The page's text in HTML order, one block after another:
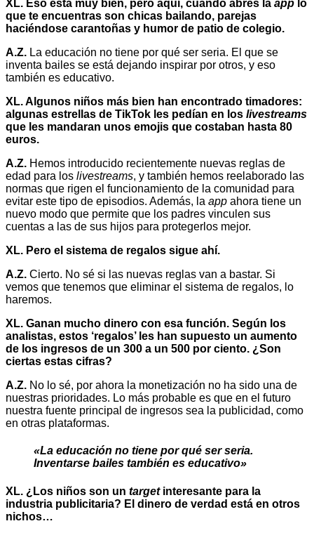
XL. Eso está muy bien, pero aquí, cuando abres la app lo
que te encuentras son chicas bailando, parejas
haciéndose carantoñas y humor de patio de colegio.
A.Z. La educación no tiene por qué ser seria. El que se
inventa bailes se está dejando inspirar por otros, y eso
también es educativo.
XL. Algunos niños más bien han encontrado timadores:
algunas estrellas de TikTok les pedían en los livestreams
que les mandaran unos emojis que costaban hasta 80
euros.
A.Z. Hemos introducido recientemente nuevas reglas de
edad para los livestreams, y también hemos reelaborado las
normas que rigen el funcionamiento de la comunidad para
evitar este tipo de episodios. Además, la app ahora tiene un
nuevo modo que permite que los padres vinculen sus
cuentas a las de sus hijos para protegerlos mejor.
XL. Pero el sistema de regalos sigue ahí.
A.Z. Cierto. No sé si las nuevas reglas van a bastar. Si
vemos que tenemos que eliminar el sistema de regalos, lo
haremos.
XL. Ganan mucho dinero con esa función. Según los
analistas, estos ‘regalos’ les han supuesto un aumento
de los ingresos de un 300 a un 500 por ciento. ¿Son
ciertas estas cifras?
A.Z. No lo sé, por ahora la monetización no ha sido una de
nuestras prioridades. Lo más probable es que en el futuro
nuestra fuente principal de ingresos sea la publicidad, como
en otras plataformas.
«La educación no tiene por qué ser seria.
Inventarse bailes también es educativo»
XL. ¿Los niños son un targetinteresante para la
industria publicitaria? El dinero de verdad está en otros
nichos…